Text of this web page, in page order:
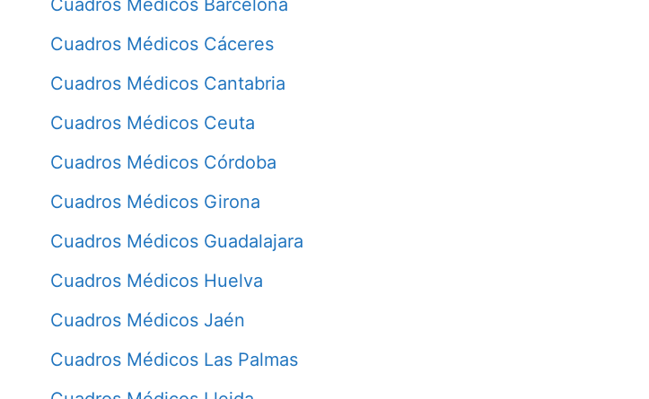
Cuadros Médicos Cáceres
Cuadros Médicos Cantabria
Cuadros Médicos Ceuta
Cuadros Médicos Córdoba
Cuadros Médicos Girona
Cuadros Médicos Guadalajara
Cuadros Médicos Huelva
Cuadros Médicos Jaén
Cuadros Médicos Las Palmas